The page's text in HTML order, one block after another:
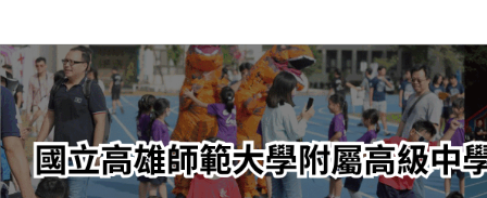
轉
至
主
內
容